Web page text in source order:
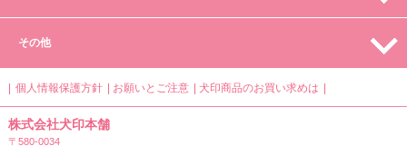
その他
個人情報保護方針 お願いとご注意 犬印商品のお買い求めは
株式会社犬印本舗
〒580-0034